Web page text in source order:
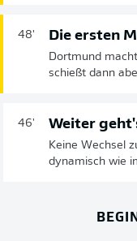
48' Die ersten
Dortmund
schießt dann
46' Weiter
Keine Wechsel
dynamisch wie